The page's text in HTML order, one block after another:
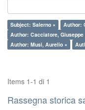
Subject: Salerno × Author:
Author: Cacciatore, Giuseppe
Author: Musi, Aurelio ×
Items 1-1 di 1
Rassegna storica